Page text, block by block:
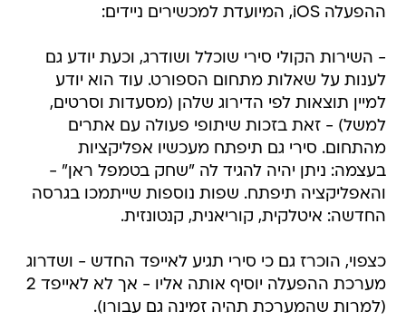
ההפעלה iOS, המיועדת למכשירים ניידים:
- השירות הקולי סירי שוכלל ושודרג, וכעת יודע גם
לענות על שאלות מתחום הספורט. עוד הוא יודע
למיין תוצאות לפי הדירוג שלהן (מסעדות וסרטים,
למשל) - זאת בזכות שיתופי פעולה עם אתרים
מהתחום. סירי גם תיפתח מעכשיו אפליקציות
בעצמה: ניתן יהיה להגיד לה "שחק בטמפל ראן" -
והאפליקציה תיפתח. שפות נוספות שייתמכו בגרסה
החדשה: איטלקית, קוריאנית, קנטונזית.
כצפוי, הוכרז גם כי סירי תגיע לאייפד החדש - ושדרוג
מערכת ההפעלה יוסיף אותה אליו - אך לא לאייפד 2
(למרות שהמערכת תהיה זמינה גם עבורו).